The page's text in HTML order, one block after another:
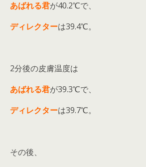
あばれる君が40.2℃で、
ディレクターは39.4℃。
2分後の皮膚温度は
あばれる君が39.3℃で、
ディレクターは39.7℃。
その後、